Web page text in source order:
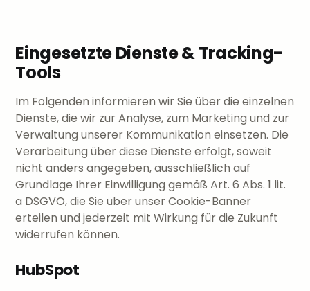
Eingesetzte Dienste & Tracking-
Tools
Im Folgenden informieren wir Sie über die einzelnen
Dienste, die wir zur Analyse, zum Marketing und zur
Verwaltung unserer Kommunikation einsetzen. Die
Verarbeitung über diese Dienste erfolgt, soweit
nicht anders angegeben, ausschließlich auf
Grundlage Ihrer Einwilligung gemäß Art. 6 Abs. 1 lit.
a DSGVO, die Sie über unser Cookie-Banner
erteilen und jederzeit mit Wirkung für die Zukunft
widerrufen können.
HubSpot